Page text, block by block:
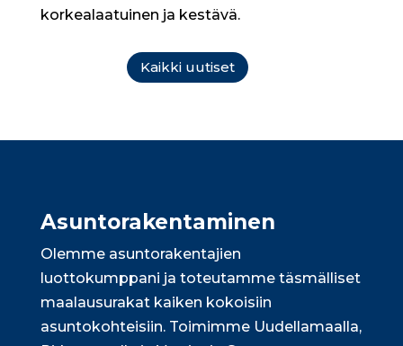
korkealaatuinen ja kestävä.
Kaikki uutiset
Asunto­rakentaminen
Olemme asuntorakentajien
luottokumppani ja toteutamme täsmälliset
maalausurakat kaiken kokoisiin
asuntokohteisiin. Toimimme Uudellamaalla,